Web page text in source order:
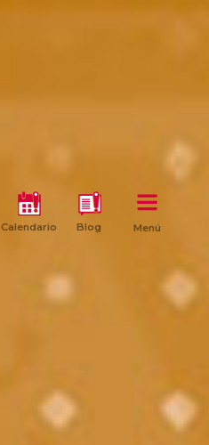
Calendario Blog Menú